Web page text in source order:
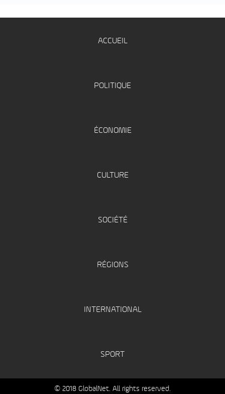
ACCUEIL
POLITIQUE
ÉCONOMIE
CULTURE
SOCIÉTÉ
RÉGIONS
INTERNATIONAL
SPORT
© 2018 GlobalNet. All rights reserved.